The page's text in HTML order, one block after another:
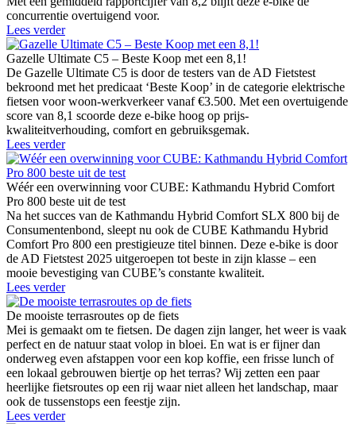
concurrentie overtuigend voor.
Lees verder
Gazelle Ultimate C5 – Beste Koop met een 8,1!
De Gazelle Ultimate C5 is door de testers van de AD Fietstest
bekroond met het predicaat ‘Beste Koop’ in de categorie elektrische
fietsen voor woon-werkverkeer vanaf €3.500. Met een overtuigende
score van 8,1 scoorde deze e-bike hoog op prijs-
kwaliteitverhouding, comfort en gebruiksgemak.
Lees verder
Wéér een overwinning voor CUBE: Kathmandu Hybrid Comfort
Pro 800 beste uit de test
Na het succes van de Kathmandu Hybrid Comfort SLX 800 bij de
Consumentenbond, sleept nu ook de CUBE Kathmandu Hybrid
Comfort Pro 800 een prestigieuze titel binnen. Deze e-bike is door
de AD Fietstest 2025 uitgeroepen tot beste in zijn klasse – een
mooie bevestiging van CUBE’s constante kwaliteit.
Lees verder
De mooiste terrasroutes op de fiets
Mei is gemaakt om te fietsen. De dagen zijn langer, het weer is vaak
perfect en de natuur staat volop in bloei. En wat is er fijner dan
onderweg even afstappen voor een kop koffie, een frisse lunch of
een lokaal gebrouwen biertje op het terras? Wij zetten een paar
heerlijke fietsroutes op een rij waar niet alleen het landschap, maar
ook de tussenstops een feestje zijn.
Lees verder